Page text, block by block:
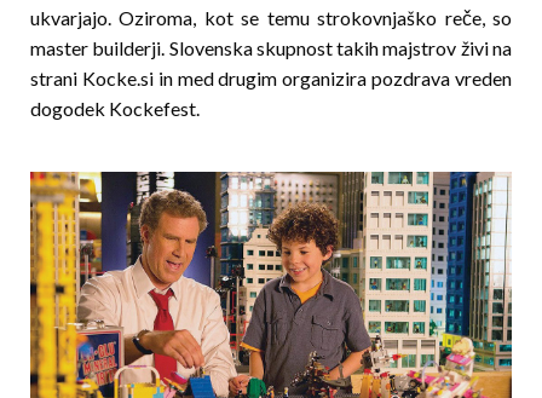
ukvarjajo. Oziroma, kot se temu strokovnjaško reče, so
master builderji. Slovenska skupnost takih majstrov živi na
strani Kocke.si in med drugim organizira pozdrava vreden
dogodek Kockefest.